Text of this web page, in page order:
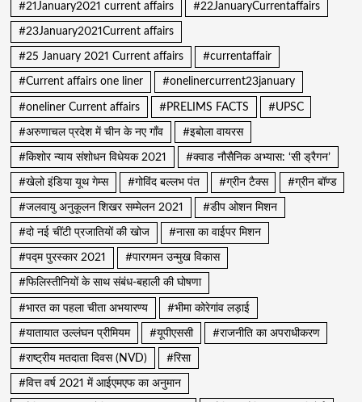
#21January2021 current affairs #22JanuaryCurrentaffairs
#23January2021Current affairs
#25 January 2021 Current affairs #currentaffair
#Current affairs one liner #onelinercurrent23january
#oneliner Current affairs #PRELIMS FACTS #UPSC
#अरुणाचल प्रदेश में चीन के नए गाँव #इबोला वायरस
#किशोर न्याय संशोधन विधेयक 2021 #क्वाड नौसैनिक अभ्यास: ‘सी ड्रैगन’
#खेलो इंडिया यूथ गेम्स #गोविंद बल्लभ पंत #ग्रीन टैक्स #ग्रीन बॉण्ड
#जलवायु अनुकूलन शिखर सम्मेलन 2021 #डीप ओशन मिशन
#दो नई चींटी प्रजातियों की खोज #नासा का वाईपर मिशन
#पद्म पुरस्कार 2021 #पारगमन उन्मुख विकास
#फिलिस्तीनियों के साथ संबंध-बहाली की घोषणा
#भारत का पहला चीता अभयारण्य #भीमा कोरेगांव लड़ाई
#यातायात उल्लंघन प्रीमियम #यूपीएससी #राजनीति का अपराधीकरण
#राष्ट्रीय मतदाता दिवस (NVD) #रिसा
#वित्त वर्ष 2021 में आईएमएफ का अनुमान